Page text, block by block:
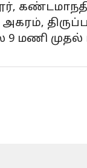
அகரம்,
9 மணி